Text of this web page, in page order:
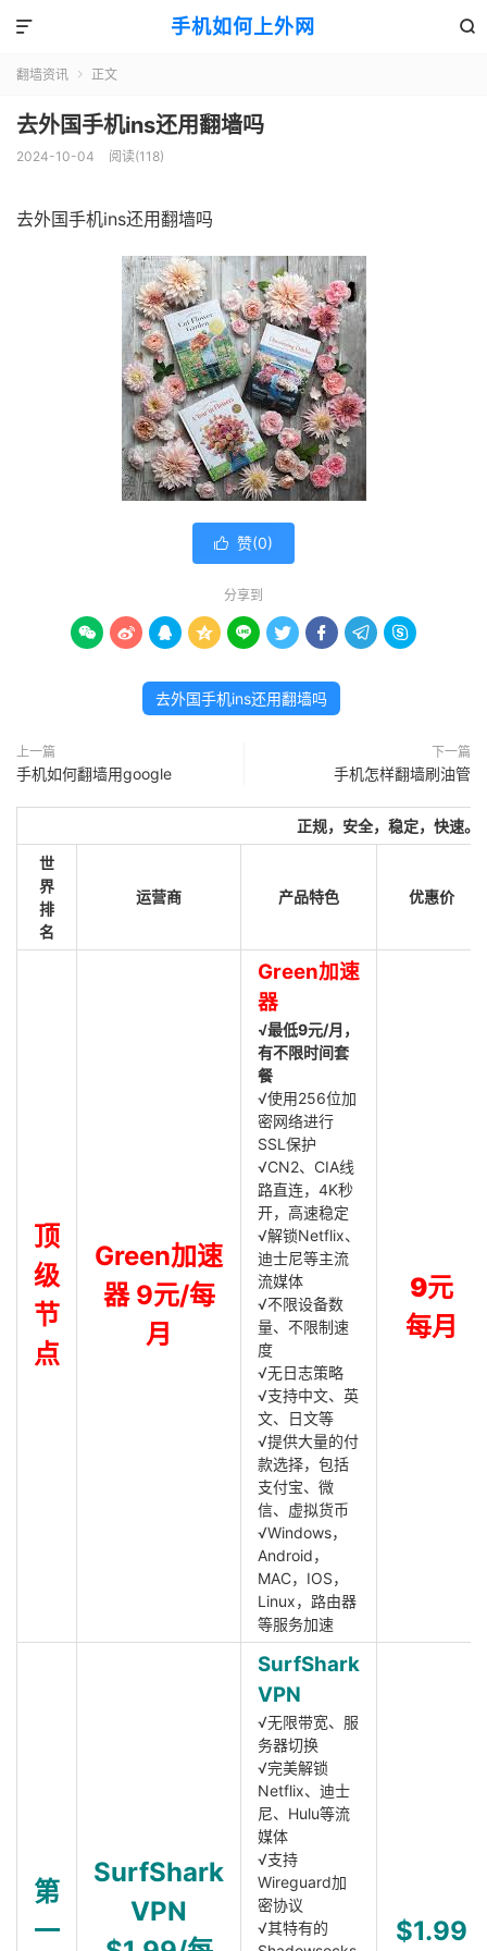
手机如何上外网 

翻墙资讯  正文
去外国手机ins还用翻墙吗
2024-10-04 阅读(118)
去外国手机ins还用翻墙吗
 赞(0)
分享到
        
去外国手机ins还用翻墙吗
上一篇
手机如何翻墙用google
下一篇
手机怎样翻墙刷油管
正规，安全，稳定，快速。
世
界
排
名
运营商 产品特色 优惠价
顶
级
节
点
Green加速
器 9元/每
月
Green加速
器
√最低9元/月，
有不限时间套
餐
√使用256位加
密网络进行
SSL保护
√CN2、CIA线
路直连，4K秒
开，高速稳定
√解锁Netflix、
迪士尼等主流
流媒体
√不限设备数
量、不限制速
度
√无日志策略
√支持中文、英
文、日文等
√提供大量的付
款选择，包括
支付宝、微
信、虚拟货币
√Windows，
Android，
MAC，IOS，
Linux，路由器
等服务加速
9元
每月
第
一
SurfShark
VPN
SurfShark
VPN
√无限带宽、服
务器切换
√完美解锁
Netflix、迪士
尼、Hulu等流
媒体
√支持
Wireguard加
密协议
√其特有的
$1.99